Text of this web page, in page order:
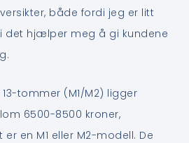
både fordi jeg er litt
det hjælper meg å gi kundene
tommer (M1/M2) ligger
6500-8500 kroner,
en M1 eller M2-modell. De